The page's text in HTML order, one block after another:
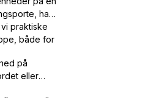
har
praktiske
både for
på
eller